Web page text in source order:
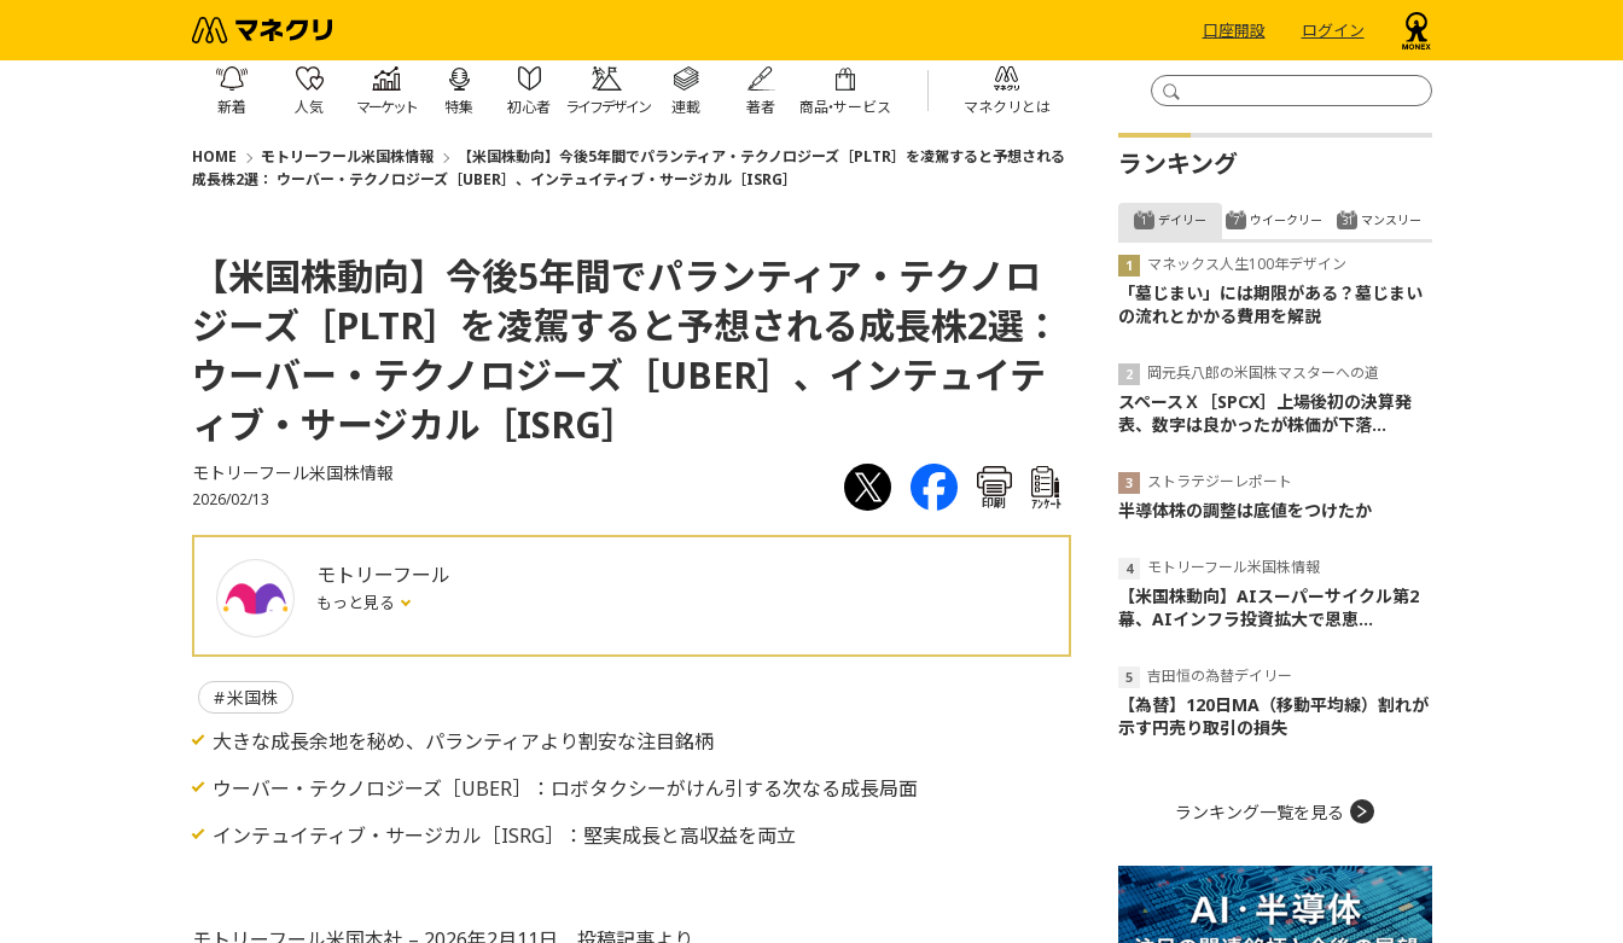
口座開設 ログイン
新着 人気 マーケット 特集 初心者 ライフデザイン 連載 著者 商品・サービス マネクリとは
HOME モトリーフール米国株情報
【米国株動向】今後5年間でパランティア・テクノロジーズ［PLTR］を凌駕すると予想される
成長株2選： ウーバー・テクノロジーズ［UBER］、インテュイティブ・サージカル［ISRG］
【米国株動向】今後5年間でパランティア・テクノロ
ジーズ［PLTR］を凌駕すると予想される成長株2選：
ウーバー・テクノロジーズ［UBER］、インテュイテ
ィブ・サージカル［ISRG］
モトリーフール米国株情報
2026/02/13 印刷 ｱﾝｹｰﾄ
モトリーフール
もっと見る
米国株
大きな成長余地を秘め、パランティアより割安な注目銘柄
ウーバー・テクノロジーズ［UBER］：ロボタクシーがけん引する次なる成長局面
インテュイティブ・サージカル［ISRG］：堅実成長と高収益を両立
ランキング
デイリー
マネックス人生100年デザイン
「墓じまい」には期限がある？墓じまい
の流れとかかる費用を解説
岡元兵八郎の米国株マスターへの道
スペースＸ［SPCX］上場後初の決算発
表、数字は良かったが株価が下落...
ストラテジーレポート
半導体株の調整は底値をつけたか
モトリーフール米国株情報
【米国株動向】AIスーパーサイクル第2
幕、AIインフラ投資拡大で恩恵...
吉田恒の為替デイリー
【為替】120日MA（移動平均線）割れが
示す円売り取引の損失
ウイークリー マンスリー
ランキング一覧を見る